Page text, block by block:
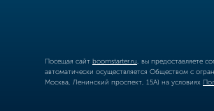
Посещая сайт boomstarter.ru , вы предоставляете
автоматически осуществляется Обществом с
Москва, Ленинский проспект, 15А) на условиях